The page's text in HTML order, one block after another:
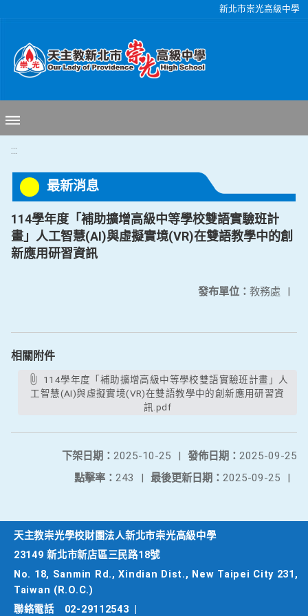
新北市崇光高級中學
:::
最新消息
114學年度「補助擴增高級中等學校雙語實驗班計
畫」人工智慧(AI)與虛擬實境(VR)在雙語教學中的創
新應用研習資訊
發布單位： 教務處 |
相關附件
工智慧(AI)與虛擬實境(VR)在雙語教學中的創新應用研習資
訊.pdf
發佈日期： 2025-09-25
下架日期： 2025-10-25
|
最後更新日期： 2025-09-25 |
點擊率： 243 |
天主教崇光學校財團法人新北市崇光高級中學
23149 新北市新店區三民路18號
No. 18, Sanmin Rd., Xindian Dist., New Taipei City 231,
Taiwan (R.O.C.)
聯絡電話
02-29112543